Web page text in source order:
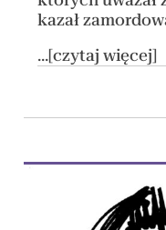
kazał
...[czytaj więcej]